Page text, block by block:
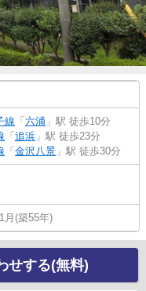
線 「 六浦 」駅 徒歩10分
「 追浜 」駅 徒歩23分
「 金沢八景 」駅 徒歩30分
月(築55年)
せする(無料)